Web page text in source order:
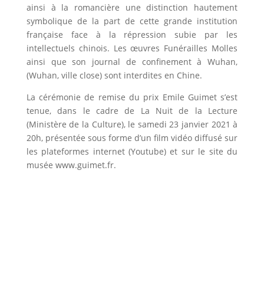
ainsi à la romancière une distinction hautement
symbolique de la part de cette grande institution
française face à la répression subie par les
intellectuels chinois. Les œuvres Funérailles Molles
ainsi que son journal de confinement à Wuhan,
(Wuhan, ville close) sont interdites en Chine.
La cérémonie de remise du prix Emile Guimet s’est
tenue, dans le cadre de La Nuit de la Lecture
(Ministère de la Culture), le samedi 23 janvier 2021 à
20h, présentée sous forme d’un film vidéo diffusé sur
les plateformes internet (Youtube) et sur le site du
musée www.guimet.fr.